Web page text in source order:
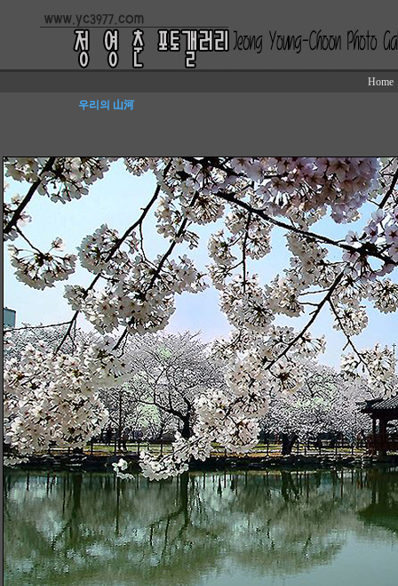
Home
우리의 山河